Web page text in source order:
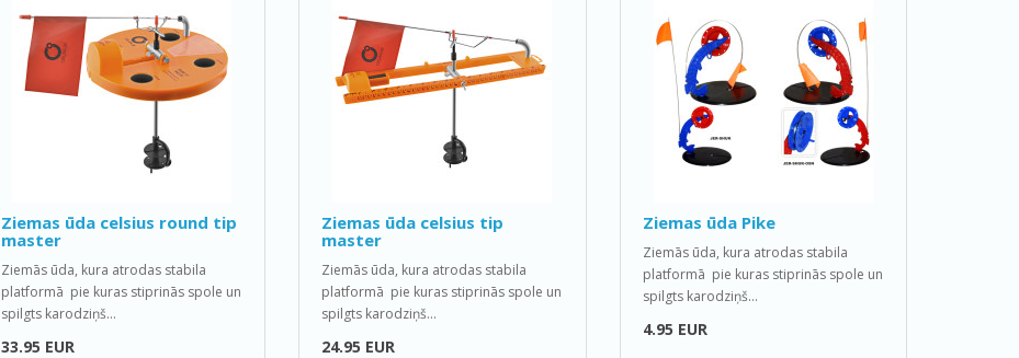
Ziemas ūda celsius round tip
master
Ziemās ūda, kura atrodas stabila
platformā pie kuras stiprinās spole un
spilgts karodziņš...
33.95 EUR
Ziemas ūda celsius tip
master
Ziemās ūda, kura atrodas stabila
platformā pie kuras stiprinās spole un
spilgts karodziņš...
24.95 EUR
Ziemas ūda Pike
Ziemās ūda, kura atrodas stabila
platformā pie kuras stiprinās spole un
spilgts karodziņš...
4.95 EUR